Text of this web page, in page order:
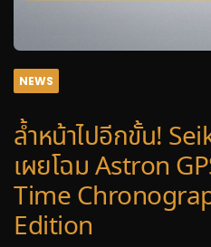
NEWS
ล้ำหน้าไปอีกขั้น!
เผยโฉม Astron
Time
Edition